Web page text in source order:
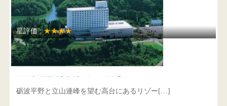
星評価 :★★★★
ロイヤルホテル 富山砺波
砺波平野と立山連峰を望む高台にあるリゾー[…]